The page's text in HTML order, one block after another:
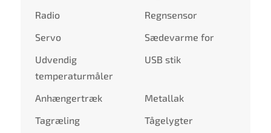
Radio
Regnsensor
Servo
Sædevarme for
Udvendig
temperaturmåler
USB stik
Anhængertræk
Metallak
Tagræling
Tågelygter